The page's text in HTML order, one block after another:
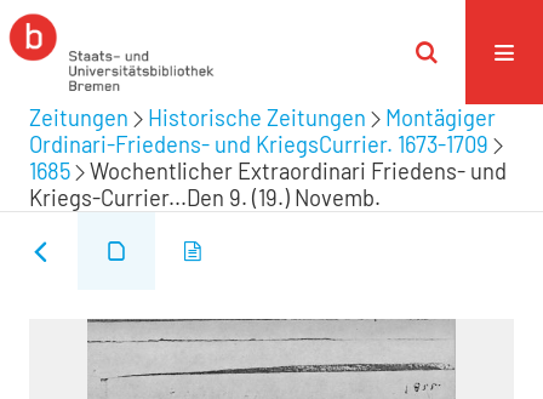
Zeitungen Historische Zeitungen
Montägiger
Ordinari-Friedens- und KriegsCurrier. 1673-1709
1685
Wochentlicher Extraordinari Friedens- und
Kriegs-Currier...Den 9. (19.) Novemb.